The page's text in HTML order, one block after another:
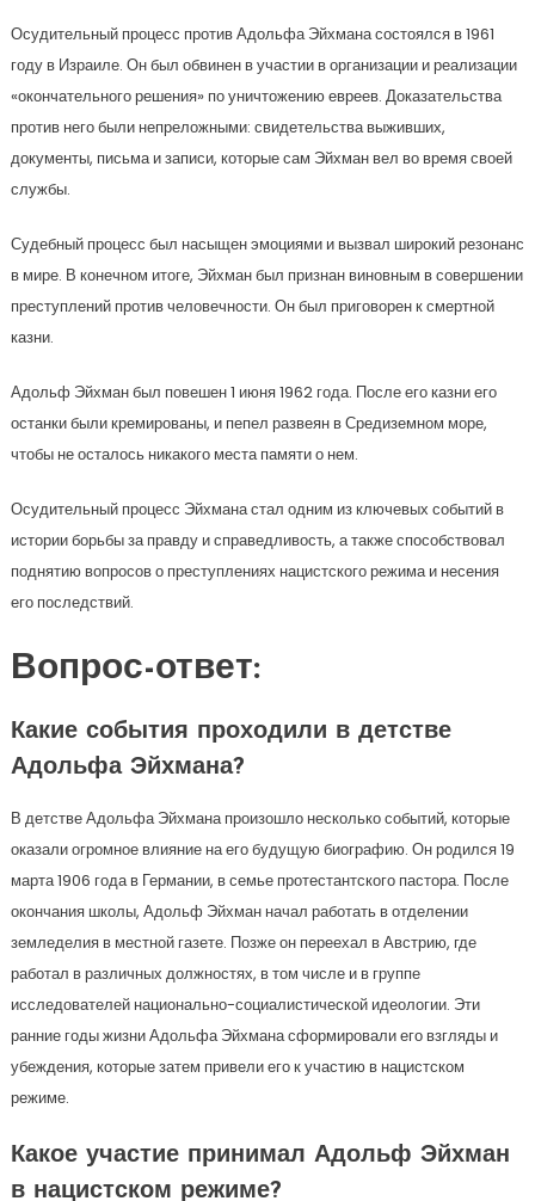
Осудительный процесс против Адольфа Эйхмана состоялся в 1961
году в Израиле. Он был обвинен в участии в организации и реализации
«окончательного решения» по уничтожению евреев. Доказательства
против него были непреложными: свидетельства выживших,
документы, письма и записи, которые сам Эйхман вел во время своей
службы.
Судебный процесс был насыщен эмоциями и вызвал широкий резонанс
в мире. В конечном итоге, Эйхман был признан виновным в совершении
преступлений против человечности. Он был приговорен к смертной
казни.
Адольф Эйхман был повешен 1 июня 1962 года. После его казни его
останки были кремированы, и пепел развеян в Средиземном море,
чтобы не осталось никакого места памяти о нем.
Осудительный процесс Эйхмана стал одним из ключевых событий в
истории борьбы за правду и справедливость, а также способствовал
поднятию вопросов о преступлениях нацистского режима и несения
его последствий.
Вопрос-ответ:
Какие события проходили в детстве
Адольфа Эйхмана?
В детстве Адольфа Эйхмана произошло несколько событий, которые
оказали огромное влияние на его будущую биографию. Он родился 19
марта 1906 года в Германии, в семье протестантского пастора. После
окончания школы, Адольф Эйхман начал работать в отделении
земледелия в местной газете. Позже он переехал в Австрию, где
работал в различных должностях, в том числе и в группе
исследователей национально-социалистической идеологии. Эти
ранние годы жизни Адольфа Эйхмана сформировали его взгляды и
убеждения, которые затем привели его к участию в нацистском
режиме.
Какое участие принимал Адольф Эйхман
в нацистском режиме?